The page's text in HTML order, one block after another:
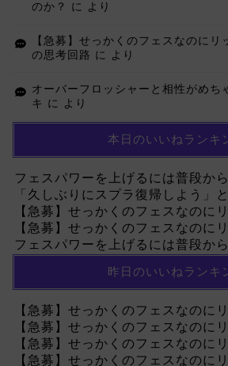
のか？
に より
【急募】せっかくのフェスなのにリ
の思考回路 に より
オーバーフロッシャーと相性がめち
キ に より
本日のいいねランキ
フェスパワーを上げるには普段か
「久しぶりにスプラ復帰しよう」
【急募】せっかくのフェスなのに
【急募】せっかくのフェスなのに
フェスパワーを上げるには普段か
昨日のいいねランキ
【急募】せっかくのフェスなのに
【急募】せっかくのフェスなのに
【急募】せっかくのフェスなのに
【急募】せっかくのフェスなのに